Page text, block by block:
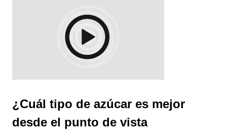
¿Cuál tipo de azúcar es mejor
desde el punto de vista